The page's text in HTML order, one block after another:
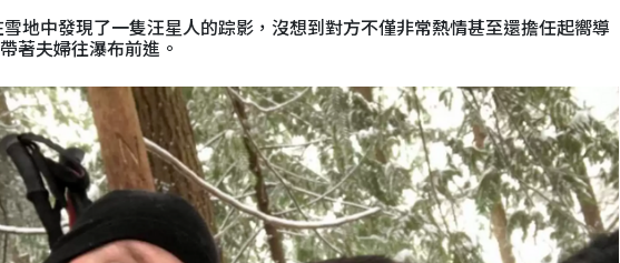
地中發現了一隻汪星人的踪影，沒想到對方不僅非常熱情甚至還擔任起嚮導
著夫婦往瀑布前進。